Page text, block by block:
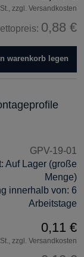
zzgl. Versandkosten
0,88 €
warenkorb legen
GPV-19-01
Auf Lager (große
Menge)
innerhalb von: 6
Arbeitstage
0,11 €
zzgl. Versandkosten